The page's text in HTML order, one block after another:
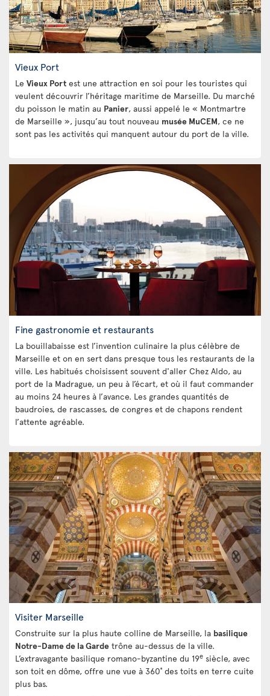
Vieux Port
Le Vieux Port est une attraction en soi pour les touristes qui
veulent découvrir l’héritage maritime de Marseille. Du marché
du poisson le matin au Panier, aussi appelé le « Montmartre
de Marseille », jusqu’au tout nouveau musée MuCEM, ce ne
sont pas les activités qui manquent autour du port de la ville.
Fine gastronomie et restaurants
La bouillabaisse est l’invention culinaire la plus célèbre de
Marseille et on en sert dans presque tous les restaurants de la
ville. Les habitués choisissent souvent d'aller Chez Aldo, au
port de la Madrague, un peu à l’écart, et où il faut commander
au moins 24 heures à l’avance. Les grandes quantités de
baudroies, de rascasses, de congres et de chapons rendent
l’attente agréable.
Visiter Marseille
Construite sur la plus haute colline de Marseille, la basilique
Notre-Dame de la Garde trône au-dessus de la ville.
L’extravagante basilique romano-byzantine du 19e siècle, avec
son toit en dôme, offre une vue à 360˚ des toits en terre cuite
plus bas.